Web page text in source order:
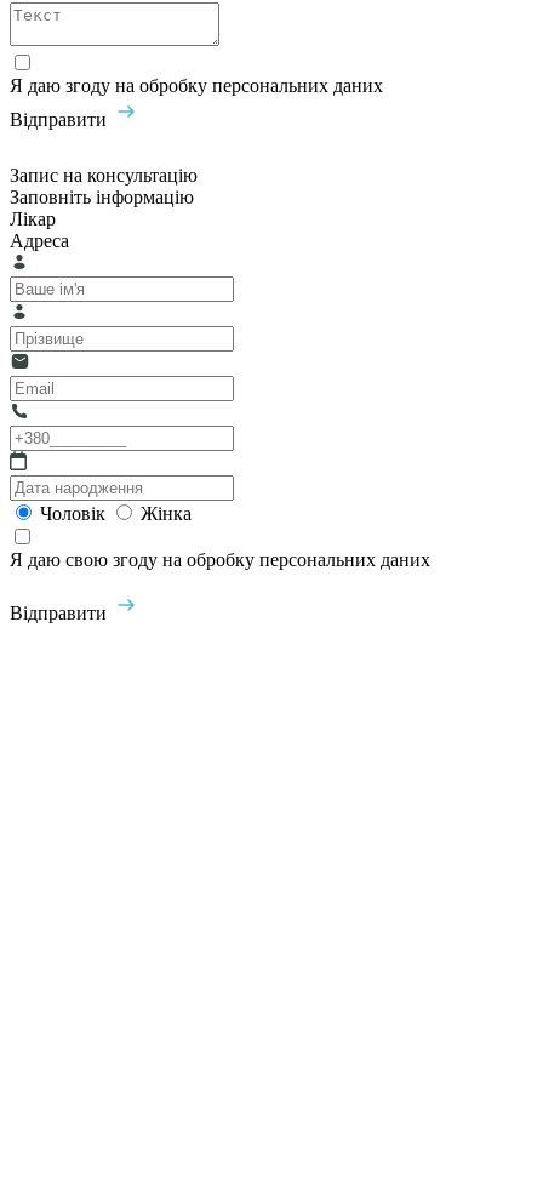
Я даю згоду на обробку персональних даних
Відправити
Запис на консультацію
Заповніть інформацію
Лікар
Адреса
Чоловік Жінка
Я даю свою згоду на обробку персональних даних
Відправити